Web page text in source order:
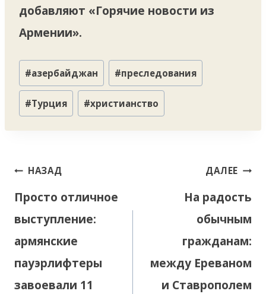
добавляют «Горячие новости из
Армении».
Метки
записи:
#азербайджан #преследования
#Турция #христианство
Навигация
записям
НАЗАД
Просто отличное
выступление:
армянские
пауэрлифтеры
завоевали 11
ДАЛЕЕ
На радость
обычным
гражданам:
между Ереваном
и Ставрополем